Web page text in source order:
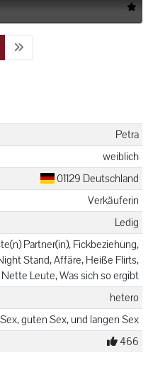
Petra
weiblich
01129 Deutschland
Verkäuferin
Ledig
Partner(in), Fickbeziehung,
Stand, Affäre, Heiße Flirts,
Nette Leute, Was sich so ergibt
hetero
Sex, guten Sex, und langen Sex
466